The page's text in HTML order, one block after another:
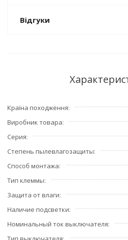
Відгуки
Країна походження
Виробник товара
Серия
Степень пылевлагозащиты
Способ монтажа
Тип клеммы
Защита от влаги
Наличие подсветки
Номинальный ток выключателя